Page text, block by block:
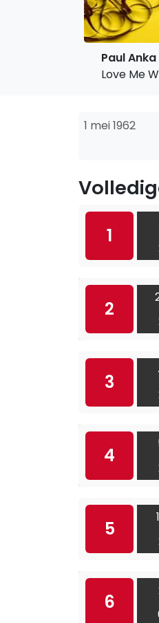
Paul Anka
Love Me
1 mei 1962
1
2
3
4
5
6